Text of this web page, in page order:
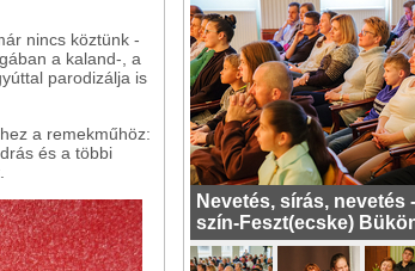
nincs köztünk -
a kaland-, a
parodizálja is
a remekműhöz:
és a többi
Nevetés, sírás, nevetés
szín-Feszt(ecske)